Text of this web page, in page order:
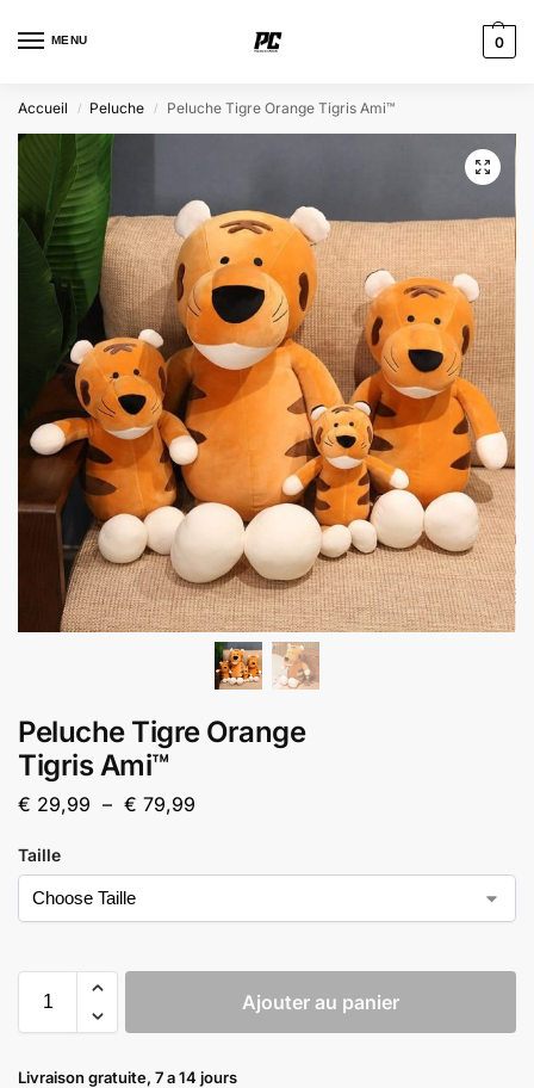
MENU 0
Accueil / Peluche / Peluche Tigre Orange Tigris Ami™
Peluche Tigre Orange
Tigris Ami™
€ 29,99 – € 79,99
Taille
Ajouter au panier
Livraison gratuite, 7 a 14 jours